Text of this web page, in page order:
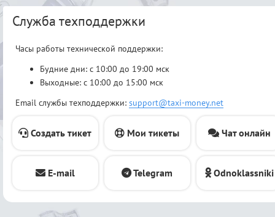
Служба техподдержки
Часы работы технической поддержки:
Будние дни: с 10:00 до 19:00 мск
Выходные: с 10:00 до 15:00 мск
Email службы техподдержки: support@taxi-money.net
Создать тикет Мои тикеты Чат онлайн
E-mail Telegram Odnoklassniki